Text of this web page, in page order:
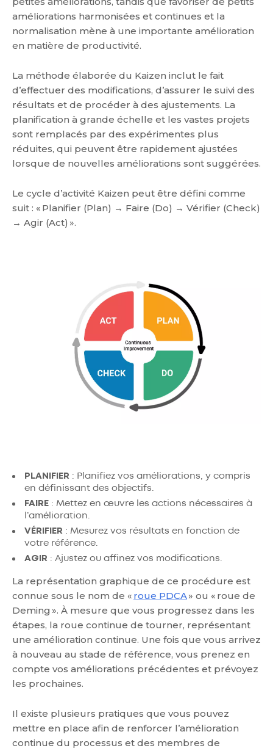
améliorations harmonisées et continues et la
normalisation mène à une importante amélioration
en matière de productivité.
La méthode élaborée du Kaizen inclut le fait
d’effectuer des modifications, d’assurer le suivi des
résultats et de procéder à des ajustements. La
planification à grande échelle et les vastes projets
sont remplacés par des expérimentes plus
réduites, qui peuvent être rapidement ajustées
lorsque de nouvelles améliorations sont suggérées.
Le cycle d’activité Kaizen peut être défini comme
suit : « Planifier (Plan) → Faire (Do) → Vérifier (Check)
→ Agir (Act) ».
PLANIFIER : Planifiez vos améliorations, y compris
en définissant des objectifs.
FAIRE : Mettez en œuvre les actions nécessaires à
l’amélioration.
VÉRIFIER : Mesurez vos résultats en fonction de
votre référence.
AGIR : Ajustez ou affinez vos modifications.
La représentation graphique de ce procédure est
connue sous le nom de « roue PDCA» ou « roue de
Deming ». À mesure que vous progressez dans les
étapes, la roue continue de tourner, représentant
une amélioration continue. Une fois que vous arrivez
à nouveau au stade de référence, vous prenez en
compte vos améliorations précédentes et prévoyez
les prochaines.
Il existe plusieurs pratiques que vous pouvez
mettre en place afin de renforcer l’amélioration
continue du processus et des membres de